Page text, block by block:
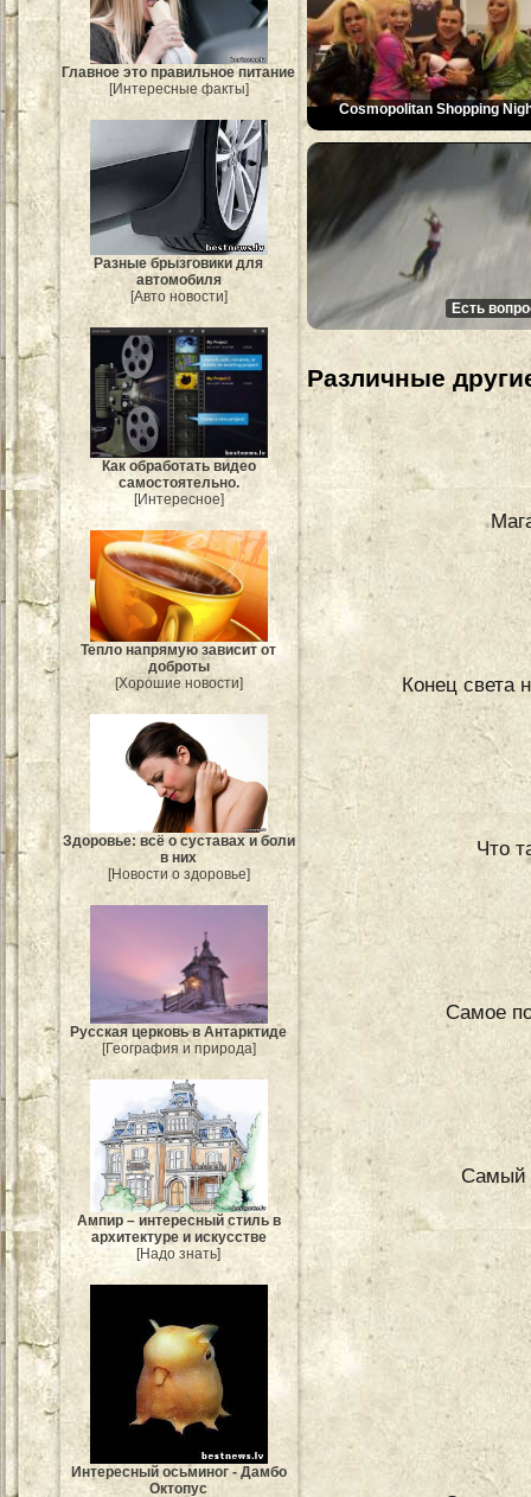
Главное это правильное питание
[Интересные факты]
Разные брызговики для
автомобиля
[Авто новости]
Как обработать видео
самостоятельно.
[Интересное]
Тепло напрямую зависит от
доброты
[Хорошие новости]
Здоровье: всё о суставах и боли
в них
[Новости о здоровье]
Русская церковь в Антарктиде
[География и природа]
Ампир – интересный стиль в
архитектуре и искусстве
[Надо знать]
Интересный осьминог - Дамбо
Октопус
Cosmopolitan Shopping
Есть
Различные
Конец света
Что
Самое
Самый